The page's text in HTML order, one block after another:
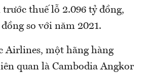
thuế lỗ 2.096 tỷ đồng,
so với năm 2021.
Airlines, một hãng hàng
quan là Cambodia Angkor